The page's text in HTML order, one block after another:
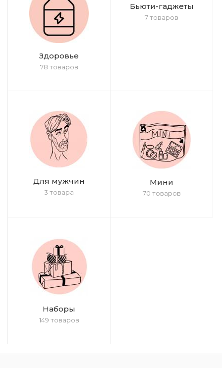
Здоровье
78 товаров
Бьюти-гаджеты
7 товаров
Для мужчин
3 товара
Мини
70 товаров
Наборы
149 товаров